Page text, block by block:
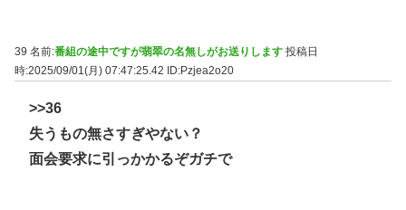
39 名前:番組の途中ですが翡翠の名無しがお送りします 投稿日
時:2025/09/01(月) 07:47:25.42 ID:Pzjea2o20
>>36
失うもの無さすぎやない？
面会要求に引っかかるぞガチで